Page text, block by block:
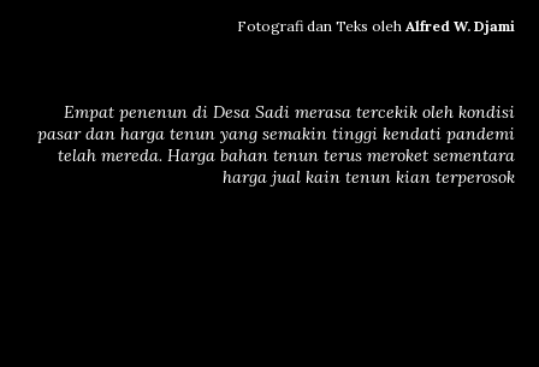
Fotografi dan Teks oleh Alfred W. Djami
Empat penenun di Desa Sadi merasa tercekik oleh kondisi
pasar dan harga tenun yang semakin tinggi kendati pandemi
telah mereda. Harga bahan tenun terus meroket sementara
harga jual kain tenun kian terperosok